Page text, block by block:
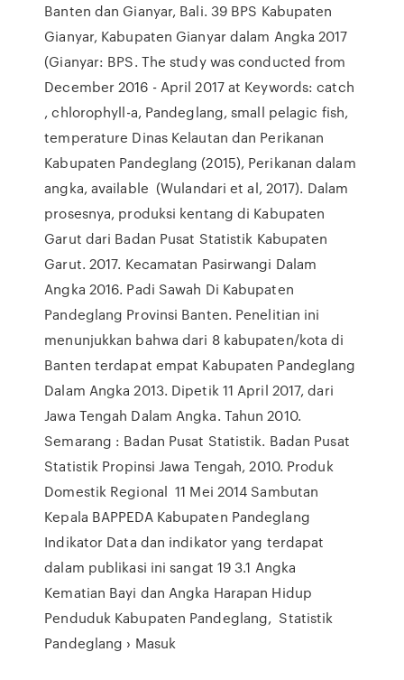
Banten dan Gianyar, Bali. 39 BPS Kabupaten
Gianyar, Kabupaten Gianyar dalam Angka 2017
(Gianyar: BPS. The study was conducted from
December 2016 - April 2017 at Keywords: catch
, chlorophyll-a, Pandeglang, small pelagic fish,
temperature Dinas Kelautan dan Perikanan
Kabupaten Pandeglang (2015), Perikanan dalam
angka, available (Wulandari et al, 2017). Dalam
prosesnya, produksi kentang di Kabupaten
Garut dari Badan Pusat Statistik Kabupaten
Garut. 2017. Kecamatan Pasirwangi Dalam
Angka 2016. Padi Sawah Di Kabupaten
Pandeglang Provinsi Banten. Penelitian ini
menunjukkan bahwa dari 8 kabupaten/kota di
Banten terdapat empat Kabupaten Pandeglang
Dalam Angka 2013. Dipetik 11 April 2017, dari
Jawa Tengah Dalam Angka. Tahun 2010.
Semarang : Badan Pusat Statistik. Badan Pusat
Statistik Propinsi Jawa Tengah, 2010. Produk
Domestik Regional 11 Mei 2014 Sambutan
Kepala BAPPEDA Kabupaten Pandeglang
Indikator Data dan indikator yang terdapat
dalam publikasi ini sangat 19 3.1 Angka
Kematian Bayi dan Angka Harapan Hidup
Penduduk Kabupaten Pandeglang, Statistik
Pandeglang › Masuk